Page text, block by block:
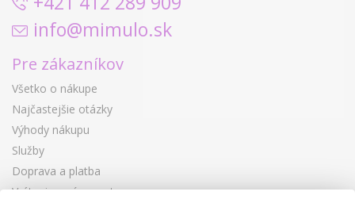
info@mimulo.sk
Pre zákazníkov
Všetko o nákupe
Najčastejšie otázky
Výhody nákupu
Služby
Doprava a platba
Vrátenie a výmena tovaru